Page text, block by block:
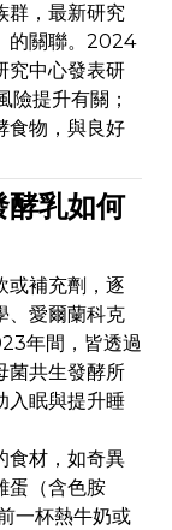
群，最新研究
的關聯。2024
究中心發表研
險提升有關；
食物，與良好
酵乳如何
或補充劑，逐
、愛爾蘭科克
年間，皆透過
菌共生發酵所
入眠與提升睡
食材，如奇異
蛋（含色胺
一杯熱牛奶或